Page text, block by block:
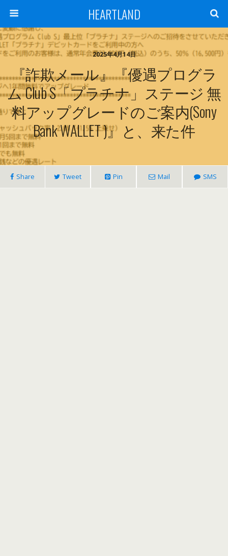
HEARTLAND
2025年4月14日
『詐欺メール』『優遇プログラ
ム Club S「プラチナ」ステージ 無
料アップグレードのご案内(Sony
Bank WALLET )』と、来た件
Share Tweet Pin Mail SMS